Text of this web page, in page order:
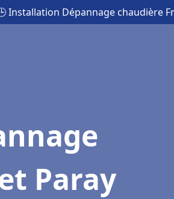
Installation Dépannage chaudière
Paray